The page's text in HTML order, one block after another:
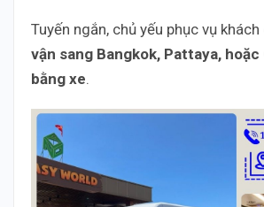
Tuyến ngắn, chủ yếu phục vụ
vận sang Bangkok, Pattaya, hoặc
bằng xe.